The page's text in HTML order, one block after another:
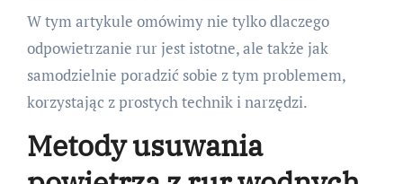
W tym artykule omówimy nie tylko dlaczego
odpowietrzanie rur jest istotne, ale także jak
samodzielnie poradzić sobie z tym problemem,
korzystając z prostych technik i narzędzi.
Metody usuwania